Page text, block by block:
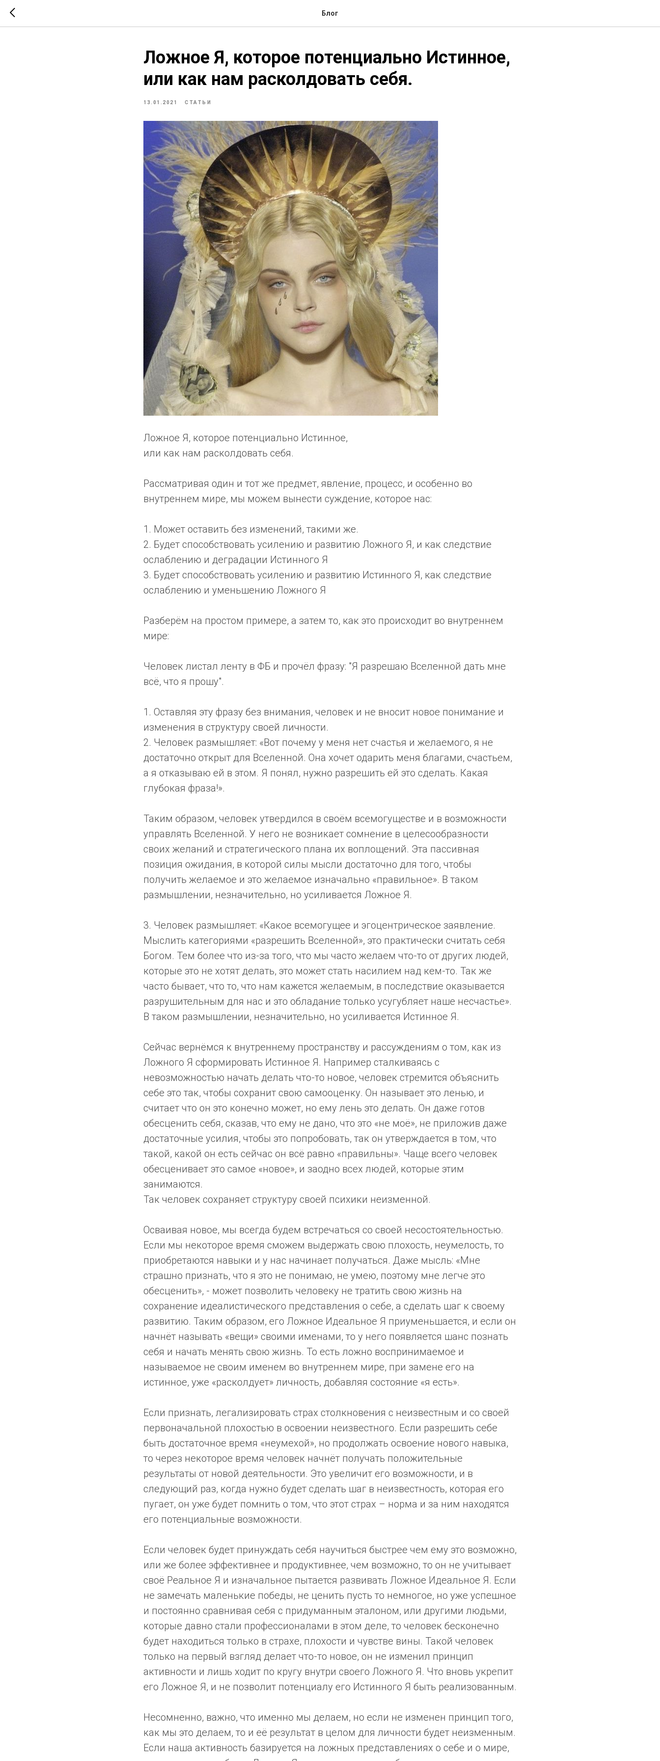
Блог
Ложное Я, которое потенциально Истинное,
или как нам расколдовать себя.
13.01.2021 СТАТЬИ
Ложное Я, которое потенциально Истинное,
или как нам расколдовать себя.
Рассматривая один и тот же предмет, явление, процесс, и особенно во
внутреннем мире, мы можем вынести суждение, которое нас:
1. Может оставить без изменений, такими же.
2. Будет способствовать усилению и развитию Ложного Я, и как следствие
ослаблению и деградации Истинного Я
3. Будет способствовать усилению и развитию Истинного Я, как следствие
ослаблению и уменьшению Ложного Я
Разберём на простом примере, а затем то, как это происходит во внутреннем
мире:
Человек листал ленту в ФБ и прочёл фразу: "Я разрешаю Вселенной дать мне
всё, что я прошу".
1. Оставляя эту фразу без внимания, человек и не вносит новое понимание и
изменения в структуру своей личности.
2. Человек размышляет: «Вот почему у меня нет счастья и желаемого, я не
достаточно открыт для Вселенной. Она хочет одарить меня благами, счастьем,
а я отказываю ей в этом. Я понял, нужно разрешить ей это сделать. Какая
глубокая фраза!».
Таким образом, человек утвердился в своём всемогуществе и в возможности
управлять Вселенной. У него не возникает сомнение в целесообразности
своих желаний и стратегического плана их воплощений. Эта пассивная
позиция ожидания, в которой силы мысли достаточно для того, чтобы
получить желаемое и это желаемое изначально «правильное». В таком
размышлении, незначительно, но усиливается Ложное Я.
3. Человек размышляет: «Какое всемогущее и эгоцентрическое заявление.
Мыслить категориями «разрешить Вселенной», это практически считать себя
Богом. Тем более что из-за того, что мы часто желаем что-то от других людей,
которые это не хотят делать, это может стать насилием над кем-то. Так же
часто бывает, что то, что нам кажется желаемым, в последствие оказывается
разрушительным для нас и это обладание только усугубляет наше несчастье».
В таком размышлении, незначительно, но усиливается Истинное Я.
Сейчас вернёмся к внутреннему пространству и рассуждениям о том, как из
Ложного Я сформировать Истинное Я. Например сталкиваясь с
невозможностью начать делать что-то новое, человек стремится объяснить
себе это так, чтобы сохранит свою самооценку. Он называет это ленью, и
считает что он это конечно может, но ему лень это делать. Он даже готов
обесценить себя, сказав, что ему не дано, что это «не моё», не приложив даже
достаточные усилия, чтобы это попробовать, так он утверждается в том, что
такой, какой он есть сейчас он всё равно «правильны». Чаще всего человек
обесценивает это самое «новое», и заодно всех людей, которые этим
занимаются.
Так человек сохраняет структуру своей психики неизменной.
Осваивая новое, мы всегда будем встречаться со своей несостоятельностью.
Если мы некоторое время сможем выдержать свою плохость, неумелость, то
приобретаются навыки и у нас начинает получаться. Даже мысль: «Мне
страшно признать, что я это не понимаю, не умею, поэтому мне легче это
обесценить», - может позволить человеку не тратить свою жизнь на
сохранение идеалистического представления о себе, а сделать шаг к своему
развитию. Таким образом, его Ложное Идеальное Я приуменьшается, и если он
начнёт называть «вещи» своими именами, то у него появляется шанс познать
себя и начать менять свою жизнь. То есть ложно воспринимаемое и
называемое не своим именем во внутреннем мире, при замене его на
истинное, уже «расколдует» личность, добавляя состояние «я есть».
Если признать, легализировать страх столкновения с неизвестным и со своей
первоначальной плохостью в освоении неизвестного. Если разрешить себе
быть достаточное время «неумехой», но продолжать освоение нового навыка,
то через некоторое время человек начнёт получать положительные
результаты от новой деятельности. Это увеличит его возможности, и в
следующий раз, когда нужно будет сделать шаг в неизвестность, которая его
пугает, он уже будет помнить о том, что этот страх – норма и за ним находятся
его потенциальные возможности.
Если человек будет принуждать себя научиться быстрее чем ему это возможно,
или же более эффективнее и продуктивнее, чем возможно, то он не учитывает
своё Реальное Я и изначальное пытается развивать Ложное Идеальное Я. Если
не замечать маленькие победы, не ценить пусть то немногое, но уже успешное
и постоянно сравнивая себя с придуманным эталоном, или другими людьми,
которые давно стали профессионалами в этом деле, то человек бесконечно
будет находиться только в страхе, плохости и чувстве вины. Такой человек
только на первый взгляд делает что-то новое, он не изменил принцип
активности и лишь ходит по кругу внутри своего Ложного Я. Что вновь укрепит
его Ложное Я, и не позволит потенциалу его Истинного Я быть реализованным.
Несомненно, важно, что именно мы делаем, но если не изменен принцип того,
как мы это делаем, то и её результат в целом для личности будет неизменным.
Если наша активность базируется на ложных представлениях о себе и о мире,